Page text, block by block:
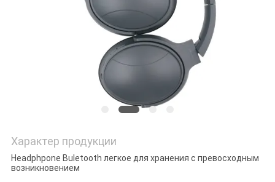
Характер продукции
Headphpone Buletooth легкое для хранения с превосходным
возникновением